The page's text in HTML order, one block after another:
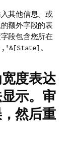
其他信息。或
额外字段的表
段包含您所在
。
度表达
示。审
然后重